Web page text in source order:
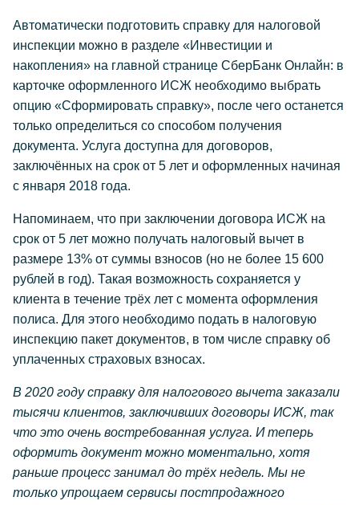
Автоматически подготовить справку для налоговой
инспекции можно в разделе «Инвестиции и
накопления» на главной странице СберБанк Онлайн: в
карточке оформленного ИСЖ необходимо выбрать
опцию «Сформировать справку», после чего останется
только определиться со способом получения
документа. Услуга доступна для договоров,
заключённых на срок от 5 лет и оформленных начиная
с января 2018 года.
Напоминаем, что при заключении договора ИСЖ на
срок от 5 лет можно получать налоговый вычет в
размере 13% от суммы взносов (но не более 15 600
рублей в год). Такая возможность сохраняется у
клиента в течение трёх лет с момента оформления
полиса. Для этого необходимо подать в налоговую
инспекцию пакет документов, в том числе справку об
уплаченных страховых взносах.
В 2020 году справку для налогового вычета заказали
тысячи клиентов, заключивших договоры ИСЖ, так
что это очень востребованная услуга. И теперь
оформить документ можно моментально, хотя
раньше процесс занимал до трёх недель. Мы не
только упрощаем сервисы постпродажного